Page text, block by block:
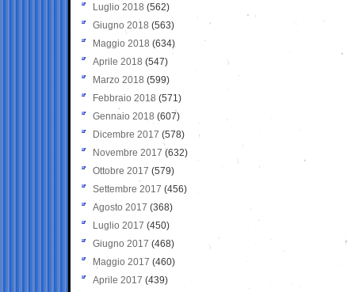
Luglio 2018 (562)
Giugno 2018 (563)
Maggio 2018 (634)
Aprile 2018 (547)
Marzo 2018 (599)
Febbraio 2018 (571)
Gennaio 2018 (607)
Dicembre 2017 (578)
Novembre 2017 (632)
Ottobre 2017 (579)
Settembre 2017 (456)
Agosto 2017 (368)
Luglio 2017 (450)
Giugno 2017 (468)
Maggio 2017 (460)
Aprile 2017 (439)